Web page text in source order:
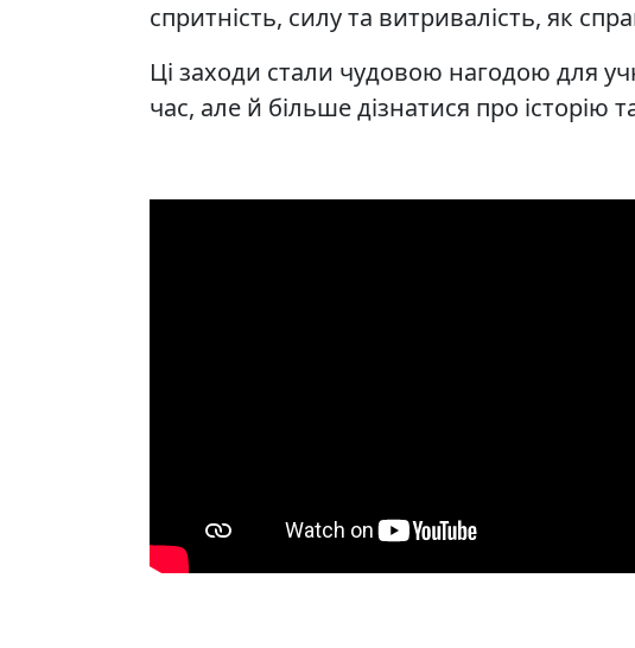
спритність, силу та витривалість, як
Ці заходи стали чудовою нагодою для
час, але й більше дізнатися про історію